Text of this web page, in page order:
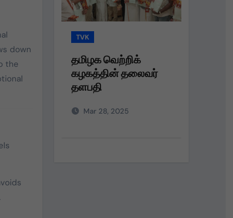
down
the
தலைவர்
தமிழக வெற்றிக்
கழகத்தின் தலைவர்
Mar 28, 2025